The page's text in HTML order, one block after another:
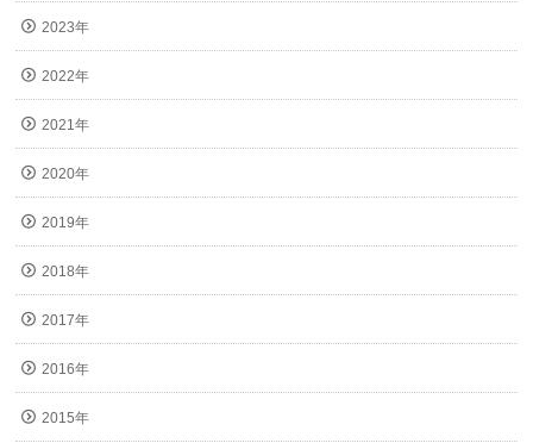
2023年
2022年
2021年
2020年
2019年
2018年
2017年
2016年
2015年